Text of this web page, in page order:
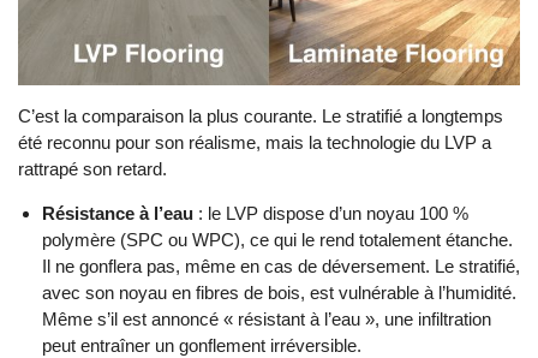
C’est la comparaison la plus courante. Le stratifié a longtemps
été reconnu pour son réalisme, mais la technologie du LVP a
rattrapé son retard.
Résistance à l’eau : le LVP dispose d’un noyau 100 %
polymère (SPC ou WPC), ce qui le rend totalement étanche.
Il ne gonflera pas, même en cas de déversement. Le stratifié,
avec son noyau en fibres de bois, est vulnérable à l’humidité.
Même s’il est annoncé « résistant à l’eau », une infiltration
peut entraîner un gonflement irréversible.